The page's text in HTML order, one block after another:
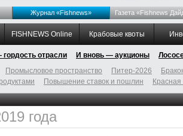
Журнал «Fishnews» Газета «Fishnews
FISHNEWS Online Крабовые квоты
отрасли И вновь — аукционы
Промысловое пространство Питер-2026
Повышение ставок и пошлин
года